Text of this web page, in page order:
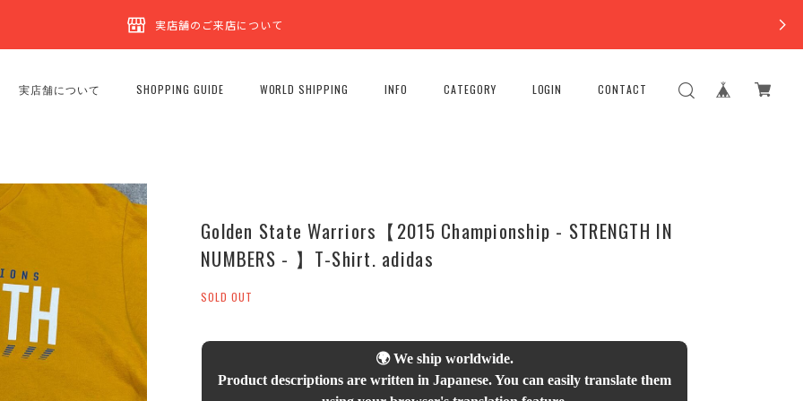
実店舗のご来店について
実店舗について SHOPPING GUIDE WORLD SHIPPING INFO CATEGORY LOGIN CONTACT
Golden State Warriors【2015 Championship - STRENGTH IN
NUMBERS - 】T-Shirt. adidas
SOLD OUT
🌍 We ship worldwide.
Product descriptions are written in Japanese. You can easily translate them